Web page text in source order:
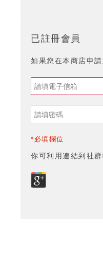
已註冊會員
如果您在本商店申
*必填欄位
你可利用連結到社